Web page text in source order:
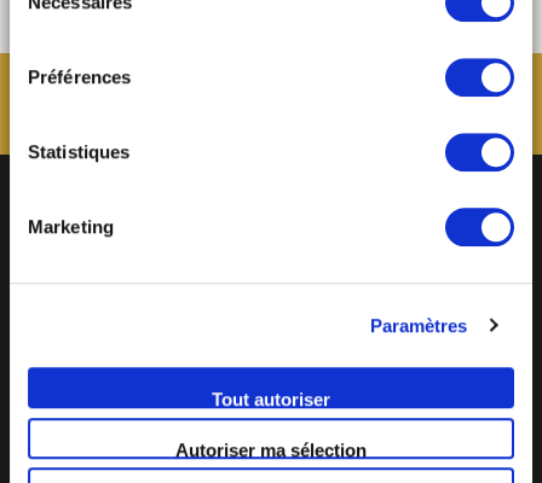
cookies (sauf cookies nécessaires) en cliquant sur « tout
paramétrer vos choix en fonction de la finalité des
autoriser ma sélection ». Vous pouvez retirer votre
consentement à tout moment via notre outil de
relative aux cookies sous l’onglet « mentions légales ».
Préférences
Statistiques
Marketing
Paramètres
Tout autoriser
Autoriser ma sélection
BECOME MOB
MOB HOTEL is growing into a cooperative movement
If you want to create your own MOB HOTEL and belong